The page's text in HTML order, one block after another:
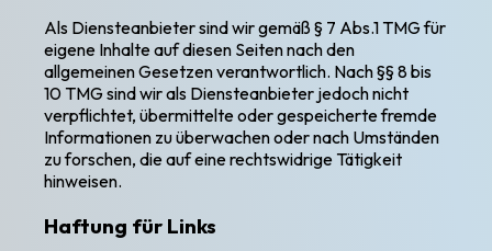
Als Diensteanbieter sind wir gemäß § 7 Abs.1 TMG für
eigene Inhalte auf diesen Seiten nach den
allgemeinen Gesetzen verantwortlich. Nach §§ 8 bis
10 TMG sind wir als Diensteanbieter jedoch nicht
verpflichtet, übermittelte oder gespeicherte fremde
Informationen zu überwachen oder nach Umständen
zu forschen, die auf eine rechtswidrige Tätigkeit
hinweisen.
Haftung für Links